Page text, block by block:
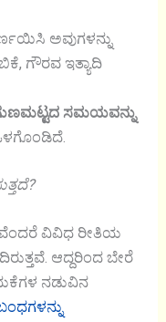
ಅವುಗಳನ್ನು
ಗೌರವ ಇತ್ಯಾದಿ
ಸಮಯವನ್ನು
ವಿವಿಧ ರೀತಿಯ
ಆದ್ದರಿಂದ ಬೇರೆ
ನಡುವಿನ